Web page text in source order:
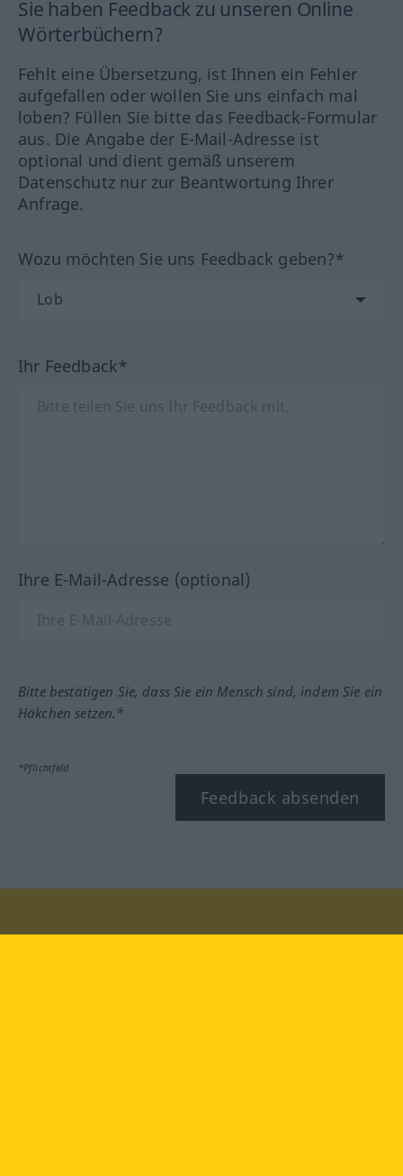
Sie haben Feedback zu unseren Online
Wörterbüchern?
Fehlt eine Übersetzung, ist Ihnen ein Fehler
aufgefallen oder wollen Sie uns einfach mal
loben? Füllen Sie bitte das Feedback-Formular
aus. Die Angabe der E-Mail-Adresse ist
optional und dient gemäß unserem
Datenschutz nur zur Beantwortung Ihrer
Anfrage.
Wozu möchten Sie uns Feedback geben?*
Ihr Feedback*
Ihre E-Mail-Adresse (optional)
Bitte bestätigen Sie, dass Sie ein Mensch sind, indem Sie ein
Häkchen setzen.*
*Pflichtfeld
Feedback absenden